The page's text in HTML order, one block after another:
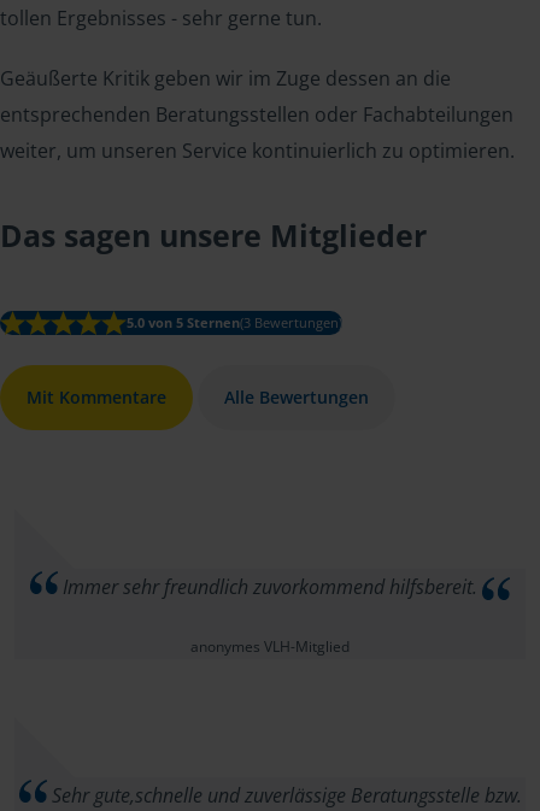
tollen Ergebnisses - sehr gerne tun.
Geäußerte Kritik geben wir im Zuge dessen an die
entsprechenden Beratungsstellen oder Fachabteilungen
weiter, um unseren Service kontinuierlich zu optimieren.
Das sagen unsere Mitglieder
5.0 von 5 Sternen(3 Bewertungen)
Mit Kommentare Alle Bewertungen
Immer sehr freundlich zuvorkommend hilfsbereit.
anonymes VLH-Mitglied
Sehr gute,schnelle und zuverlässige Beratungsstelle bzw.